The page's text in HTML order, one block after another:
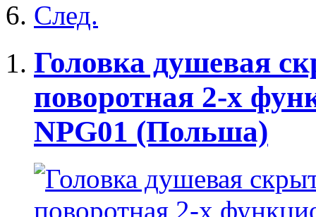
След.
Головка душевая
поворотная 2-х
NPG01 (Польша)